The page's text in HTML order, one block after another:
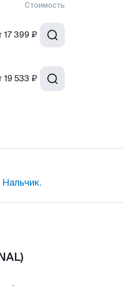
Стоимость
17 399 ₽
19 533 ₽